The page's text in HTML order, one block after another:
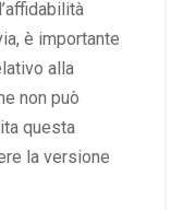
è importante
alla
non può
questa
la versione